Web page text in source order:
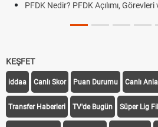
PFDK Nedir? PFDK Açılımı,
KEŞFET
iddaa Canlı Skor Puan Durumu Canlı
Transfer Haberleri TV'de Bugün Süper Lig